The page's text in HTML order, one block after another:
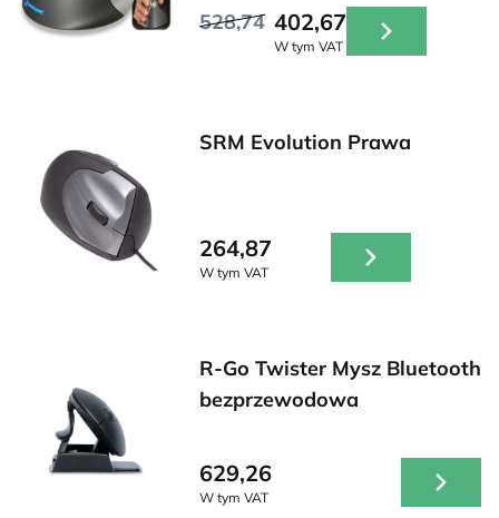
528,74 402,67
W tym VAT
SRM Evolution Prawa
264,87
W tym VAT
R-Go Twister Mysz Bluetooth
bezprzewodowa
629,26
W tym VAT